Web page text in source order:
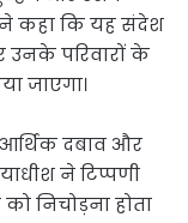
कहा कि यह संदेश
उनके परिवारों के
जाएगा।
दबाव और
ने टिप्पणी
निचोड़ना होता